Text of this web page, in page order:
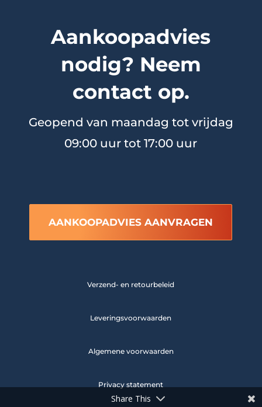
Aankoopadvies
nodig? Neem
contact op.
Geopend van maandag tot vrijdag
09:00 uur tot 17:00 uur
AANKOOPADVIES AANVRAGEN
Verzend- en retourbeleid
Leveringsvoorwaarden
Algemene voorwaarden
Privacy statement
Share This